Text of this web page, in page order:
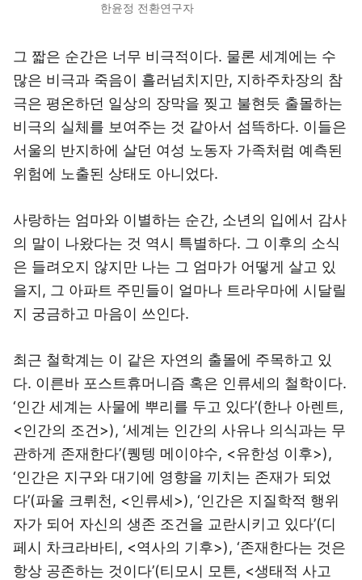
한윤정 전환연구자
그 짧은 순간은 너무 비극적이다. 물론 세계에는 수
많은 비극과 죽음이 흘러넘치지만, 지하주차장의 참
극은 평온하던 일상의 장막을 찢고 불현듯 출몰하는
비극의 실체를 보여주는 것 같아서 섬뜩하다. 이들은
서울의 반지하에 살던 여성 노동자 가족처럼 예측된
위험에 노출된 상태도 아니었다.
사랑하는 엄마와 이별하는 순간, 소년의 입에서 감사
의 말이 나왔다는 것 역시 특별하다. 그 이후의 소식
은 들려오지 않지만 나는 그 엄마가 어떻게 살고 있
을지, 그 아파트 주민들이 얼마나 트라우마에 시달릴
지 궁금하고 마음이 쓰인다.
최근 철학계는 이 같은 자연의 출몰에 주목하고 있
다. 이른바 포스트휴머니즘 혹은 인류세의 철학이다.
‘인간 세계는 사물에 뿌리를 두고 있다’(한나 아렌트,
<인간의 조건>), ‘세계는 인간의 사유나 의식과는 무
관하게 존재한다’(퀭텡 메이야수, <유한성 이후>),
‘인간은 지구와 대기에 영향을 끼치는 존재가 되었
다’(파울 크뤼천, <인류세>), ‘인간은 지질학적 행위
자가 되어 자신의 생존 조건을 교란시키고 있다’(디
페시 차크라바티, <역사의 기후>), ‘존재한다는 것은
항상 공존하는 것이다’(티모시 모튼, <생태적 사고